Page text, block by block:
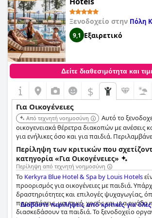
Ξενοδοχείο στην Πόλη
9,1 Εξαιρετικό
Δείτε διαθεσιμότητα και
$
Για Οικογένειες
Από τεχνητή νοημοσύνη
Αυτό το
οικογενειακά θέρετρα διακοπών με ανέσεις
για ενήλικες όσο και για παιδιά.
βρίσκεται κοντά στις Αλυκές Ποταμού.
Περίληψη των κριτικών που
κατηγορία «Για Οικογένειες»
Περίληψη από τεχνητή νοημοσύνη
Το Kerkyra Blue Hotel & Spa by Louis Hotels
προορισμός για οικογένειες με παιδιά.
δραστηριότητες και επιλογές ψυχαγωγίας,
παραστάσεις, μουσική, χορός και μια
διασκεδάσουν τα παιδιά. Το ξενοδοχείο
Διαβάστε περιλήψεις από κριτικές για